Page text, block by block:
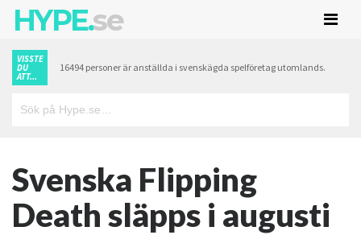
HYPE.se
VISSTE
DU
ATT...
16494 personer är anställda i svenskägda spelföretag utomlands.
Svenska Flipping
Death släpps i augusti